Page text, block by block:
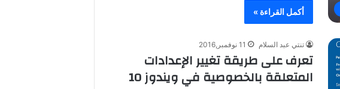
أكمل القراءة »
تنتي عبد السلام 11 نوفمبر,2016
تعرف على طريقة تغيير الإعدادات
المتعلقة بالخصوصية في ويندوز 10